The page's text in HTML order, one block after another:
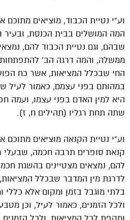
וע"י נטיית הכבוד, מוציאים
המה המושלים בבית הכנסת, ובעיר
שבהם, וגם נטיית הכבוד להם,
ממשלה, והמה דרגה הב' להתפתחות
החי שבכלל המציאות, אשר כח
במהותם בפני עצמם, כאמור לעיל
היא למין האדם בפני עצמו, ועמה
שתה תחת רגליו (תהילים ח, ז).
וע"י נטיית הקנאה מוציאים
קנאת סופרים תרבה חכמה, שבעלי
להם, נמצאים מצטיינים בהשגת
לדרגת מין המדבר שבכלל
בלתי מוגבל בזמן ומקום אלא כללי
ולכל הזמנים, כאמור לעיל, וכן